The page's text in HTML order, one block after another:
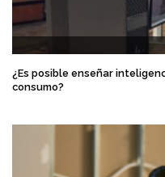
¿Es posible enseñar
consumo?